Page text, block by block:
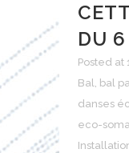
DU
Posted at
Bal, bal
danses
eco-